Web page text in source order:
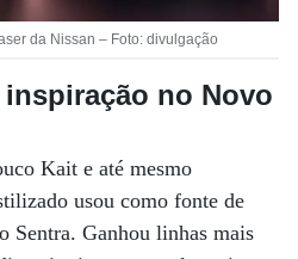
da Nissan – Foto: divulgação
inspiração no Novo
Kait e até mesmo
usou como fonte de
Sentra. Ganhou linhas mais